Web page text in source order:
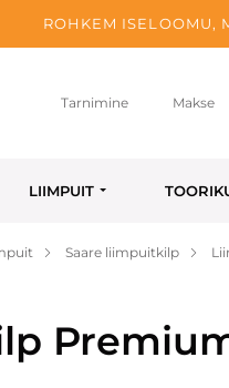
ROHKEM ISELOOMU,
Tarnimine Makse
LIIMPUIT
Saare liimpuitkilp
Premium